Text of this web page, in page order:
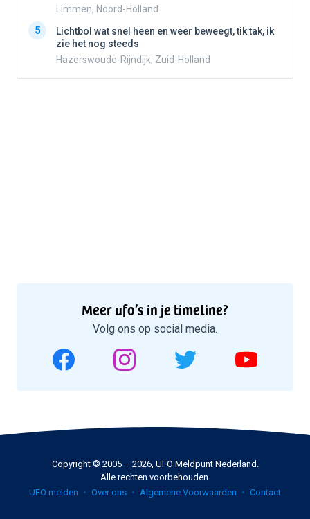
Limmen, Noord-Holland
5
Lichtbol wat snel heen en weer beweegt, tik tak, ik
zie het nog steeds
Hazerswoude-Rijndijk, Zuid-Holland
Meer ufo’s in je timeline?
Volg ons op social media.
Copyright © 2005 – 2026, UFO Meldpunt Nederland.
Alle rechten voorbehouden.
UFO melden
Over ons Algemene Voorwaarden Contact